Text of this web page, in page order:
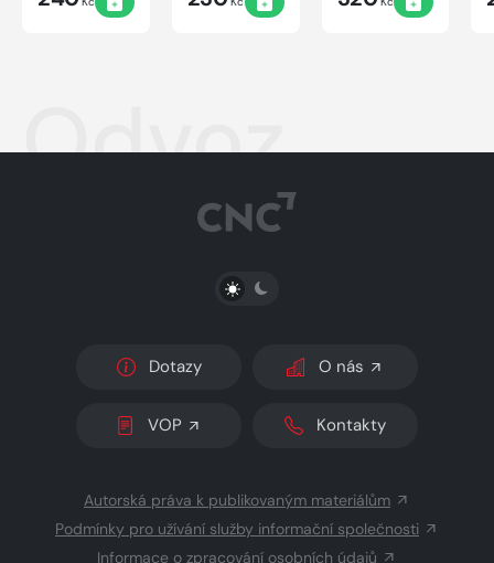
Odvoz
PŘEPNOUT SVĚTLÝ/TMAVÝ REŽIM
Dotazy O nás
VOP Kontakty
Autorská práva k publikovaným materiálům
Podmínky pro užívání služby informační společnosti
Informace o zpracování osobních údajů